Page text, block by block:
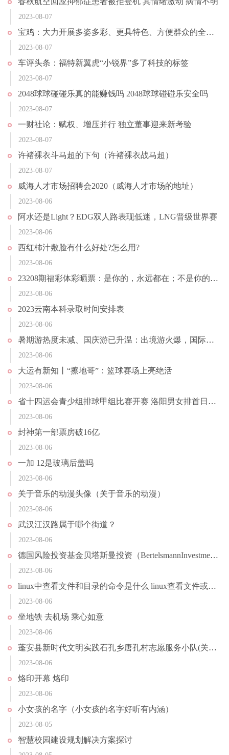
2023-08-07
宝鸡：大力开展多姿多彩、更具特色、方便群众的全民健身活动
2023-08-07
车评头条：福特新翼虎“小锐界”多了科技的标签
2023-08-07
2048球球碰碰乐真的能赚钱吗 2048球球碰碰乐安全吗
2023-08-07
一财社论：赋权、增压并行 独立董事迎来新考验
2023-08-07
许褚裸衣斗马超的下句（许褚裸衣战马超）
2023-08-07
威海人才市场招聘会2020（威海人才市场的地址）
2023-08-06
阿水还是Light？EDG双人路表现低迷，LNG晋级世界赛
2023-08-06
西红柿汁敷脸有什么好处?怎么用?
2023-08-06
23208期福彩体彩晒票：是你的，永远都在；不是你的，强求不来
2023-08-06
2023云南本科录取时间安排表
2023-08-06
暑期游热度未减、国庆游已升温：出境游火爆，国际机票涨幅近200%
2023-08-06
大运有新知丨“擦地哥”：篮球赛场上亮绝活
2023-08-06
省十四运会青少组排球甲组比赛开赛 洛阳男女排首日取得“开门红”
2023-08-06
封神第一部票房破16亿
2023-08-06
一加 12是玻璃后盖吗
2023-08-06
关于音乐的动漫头像（关于音乐的动漫）
2023-08-06
武汉江汉路属于哪个街道？
2023-08-06
德国风险投资基金贝塔斯曼投资（BertelsmannInvestments）首席执行官CarstenCoesfeld接受采访表示，计划未来3-5年配置7亿美元投资中国初创公司
2023-08-06
linux中查看文件和目录的命令是什么 linux查看文件或目录的命令
2023-08-06
坐地铁 去机场 乘心如意
2023-08-06
蓬安县新时代文明实践石孔乡唐孔村志愿服务小队(关于蓬安县新时代文明实践石孔乡唐孔村志愿服务小队简述)
2023-08-06
烙印开幕 烙印
2023-08-06
小女孩的名字（小女孩的名字好听有内涵）
2023-08-05
智慧校园建设规划解决方案探讨